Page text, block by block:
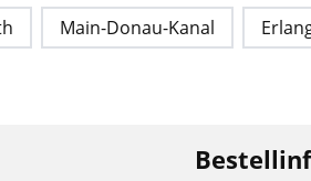
Main-Donau-Kanal